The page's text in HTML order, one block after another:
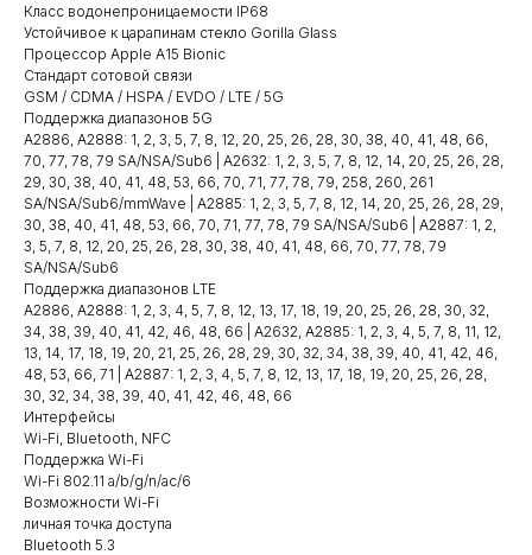
Класс водонепроницаемости IP68
Устойчивое к царапинам стекло Gorilla Glass
Процессор Apple A15 Bionic
Стандарт сотовой связи
GSM / CDMA / HSPA / EVDO / LTE / 5G
Поддержка диапазонов 5G
A2886, A2888: 1, 2, 3, 5, 7, 8, 12, 20, 25, 26, 28, 30, 38, 40, 41, 48, 66,
70, 77, 78, 79 SA/NSA/Sub6 | A2632: 1, 2, 3, 5, 7, 8, 12, 14, 20, 25, 26, 28,
29, 30, 38, 40, 41, 48, 53, 66, 70, 71, 77, 78, 79, 258, 260, 261
SA/NSA/Sub6/mmWave | A2885: 1, 2, 3, 5, 7, 8, 12, 14, 20, 25, 26, 28, 29,
30, 38, 40, 41, 48, 53, 66, 70, 71, 77, 78, 79 SA/NSA/Sub6 | A2887: 1, 2,
3, 5, 7, 8, 12, 20, 25, 26, 28, 30, 38, 40, 41, 48, 66, 70, 77, 78, 79
SA/NSA/Sub6
Поддержка диапазонов LTE
A2886, A2888: 1, 2, 3, 4, 5, 7, 8, 12, 13, 17, 18, 19, 20, 25, 26, 28, 30, 32,
34, 38, 39, 40, 41, 42, 46, 48, 66 | A2632, A2885: 1, 2, 3, 4, 5, 7, 8, 11, 12,
13, 14, 17, 18, 19, 20, 21, 25, 26, 28, 29, 30, 32, 34, 38, 39, 40, 41, 42, 46,
48, 53, 66, 71 | A2887: 1, 2, 3, 4, 5, 7, 8, 12, 13, 17, 18, 19, 20, 25, 26, 28,
30, 32, 34, 38, 39, 40, 41, 42, 46, 48, 66
Интерфейсы
Wi-Fi, Bluetooth, NFC
Поддержка Wi-Fi
Wi-Fi 802.11 a/b/g/n/ac/6
Возможности Wi-Fi
личная точка доступа
Bluetooth 5.3